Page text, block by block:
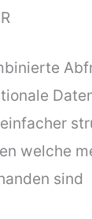
welche
sind